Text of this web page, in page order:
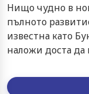
Нищо чудно в
пълното
известна като
наложи доста да